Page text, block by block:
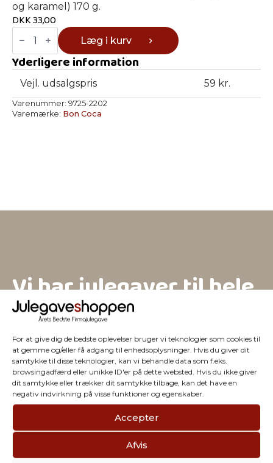
For at give dig de bedste oplevelser bruger vi teknologier som cookies til
at gemme og/eller få adgang til enhedsoplysninger. Hvis du giver dit
samtykke til disse teknologier, kan vi behandle data som f.eks.
browsingadfærd eller unikke ID'er på dette websted. Hvis du ikke giver
dit samtykke eller trækker dit samtykke tilbage, kan det have en
negativ indvirkning på visse funktioner og egenskaber.
Accepter
Afvis
og karamel) 170 g.
DKK33,00
Sort
Lakrids
Box
-
Christmas
Edition
170
g.
antal
Læg i kurv
Yderligere information
Vejl. udsalgspris 59 kr.
Varenummer: 9725-2202
Varemærke: Bon Coca
Vi har julegaver til hele
firmaet